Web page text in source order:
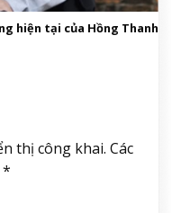
hiện tại của Hồng Thanh
thị công khai. Các
*